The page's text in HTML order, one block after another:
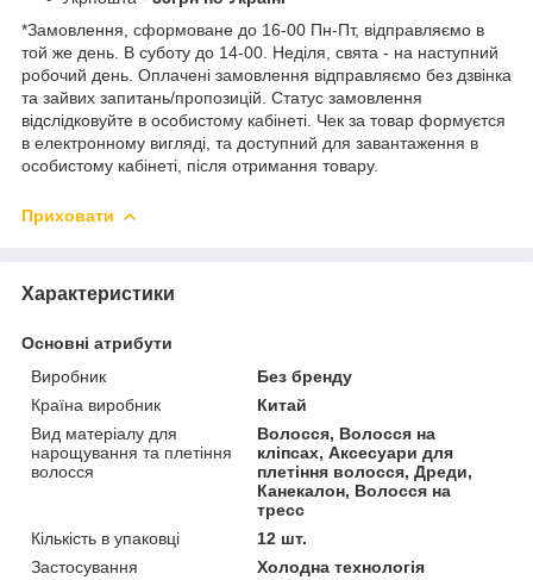
*Замовлення, сформоване до 16-00 Пн-Пт, відправляємо в
той же день. В суботу до 14-00. Неділя, свята - на наступний
робочий день. Оплачені замовлення відправляємо без дзвінка
та зайвих запитань/пропозицій. Статус замовлення
відслідковуйте в особистому кабінеті. Чек за товар формуєтся
в електронному вигляді, та доступний для завантаження в
особистому кабінеті, після отримання товару.
Приховати
Характеристики
Основні атрибути
Виробник
Без бренду
Країна виробник
Китай
Вид матеріалу для
нарощування та плетіння
волосся
Волосся, Волосся на
кліпсах, Аксесуари для
плетіння волосся, Дреди,
Канекалон, Волосся на
тресс
Кількість в упаковці
12 шт.
Застосування
Холодна технологія